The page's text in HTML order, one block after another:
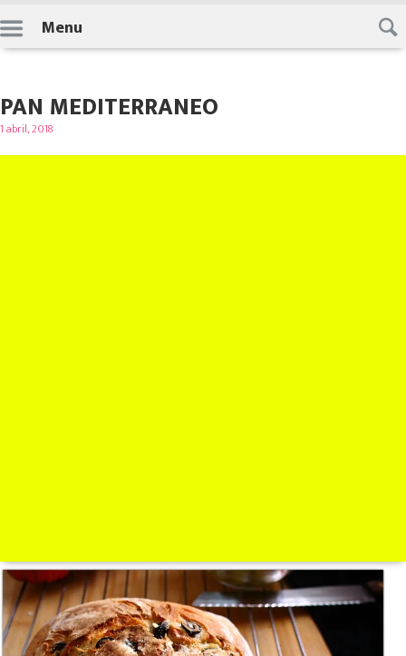
Skip
to
content
Menu
PAN MEDITERRANEO
Posted
1 abril, 2018